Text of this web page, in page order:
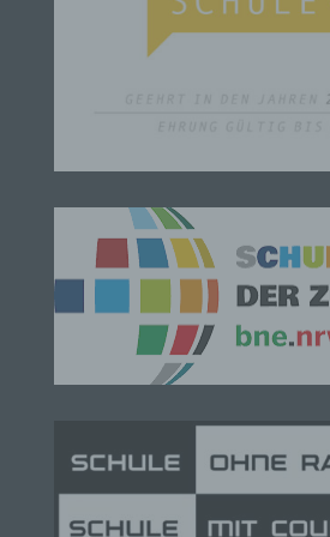
Betroffene Person ist jede
identifizierbare natürliche
personenbezogene Daten von
oder jede solche Vorgangsreihe
Zusammenhang mit
wie das Erheben, das Erfassen,
das Ordnen, die Speicherung,
Veränderung, das Auslesen, das
Verwendung, die Offenlegung
Verbreitung oder eine andere
Bereitstellung, den Abgleich
d) Einschränkung der
gespeicherter